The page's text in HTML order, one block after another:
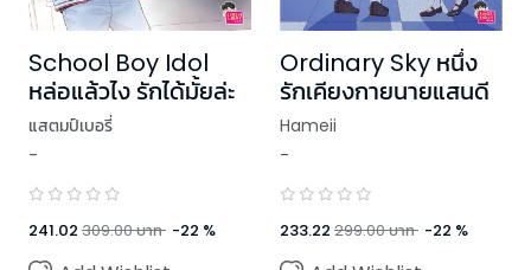
School Boy Idol
หล่อแล้วไง รักได้มั้ยล่ะ
แสตมป์เบอรี่
-
241.02 309.00บาท -22 %
Ordinary Sky หนึ่ง
รักเคียงกายนายแสนดี
Hameii
-
233.22 299.00บาท -22 %